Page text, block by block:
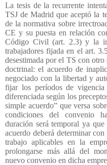
La tesis de la recurrente
TSJ de Madrid que aceptó la
de la normativa sobre
CE y su puesta en relación
Código Civil (art. 2.3) y la
trabajadores fijada en el art.
desestimada por el TS con
doctrinal: el acuerdo de
negociado con la libertad y
fijar los períodos de
diferenciada según los
simple acuerdo” que versa
condiciones del convenio
duración será temporal ya
acuerdo deberá determinar
trabajo aplicables en la
prolongarse más allá del
nuevo convenio en dicha